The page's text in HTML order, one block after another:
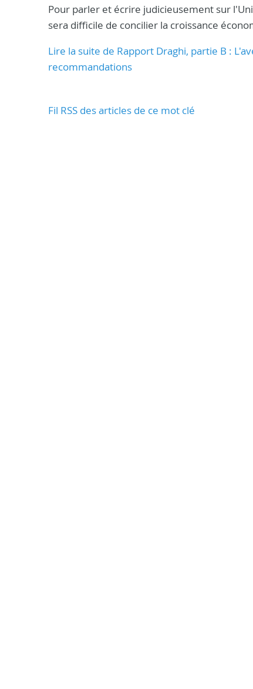
Pour parler et écrire judicieusement sur
sera difficile de concilier la croissance
Lire la suite de Rapport Draghi, partie B :
recommandations
Fil RSS des articles de ce mot clé